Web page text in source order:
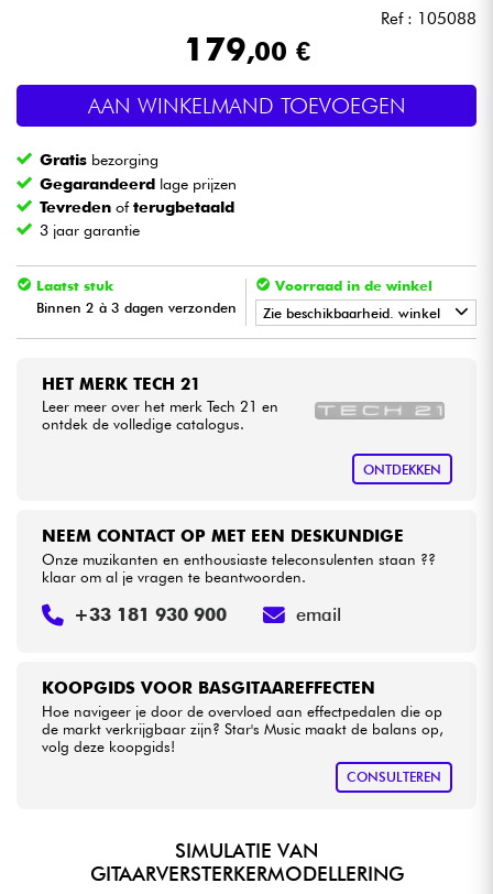
Licht
Blaasinstrument
Kinderen
Kabels & toebehoren
HiFi
Bekijk onze merken
Ref : 105088
179,00 €
AAN WINKELMAND TOEVOEGEN
Gratis bezorging
Gegarandeerd lage prijzen
Tevreden ofterugbetaald
3 jaar garantie
Laatst stuk
Binnen 2 à 3 dagen verzonden
Voorraad in de winkel
Zie beschikbaarheid. winkel
• Star SMusicLILLE
MusicLYON
HET MERK TECH 21
Leer meer over het merk Tech 21 en
ontdek de volledige catalogus.
ONTDEKKEN
KOOPGIDS VOOR BASGITAAREFFECTEN
Hoe navigeer je door de overvloed aan effectpedalen die op
de markt verkrijgbaar zijn? Star's Music maakt de balans op,
volg deze koopgids!
CONSULTEREN
NEEM CONTACT OP MET EEN DESKUNDIGE
Onze muzikanten en enthousiaste teleconsulenten staan ??
klaar om al je vragen te beantwoorden.
+33 181 930 900 email
SIMULATIE VAN
GITAARVERSTERKERMODELLERING